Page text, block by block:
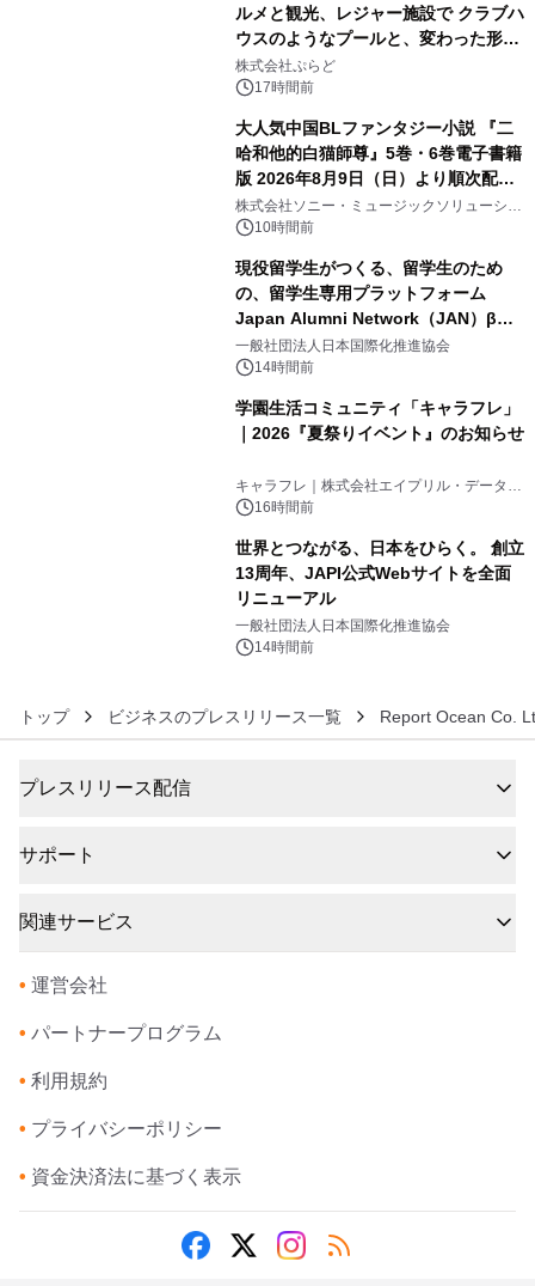
ルメと観光、レジャー施設で クラブハ
ウスのようなプールと、変わった形の
サウナも 「THE BOXY AWAJI」のお
得な素泊まり連泊プランで
株式会社ぷらど
17時間前
大人気中国BLファンタジー小説 『二
哈和他的白猫師尊』5巻・6巻電子書籍
版 2026年8月9日（日）より順次配信
開始
株式会社ソニー・ミュージックソリューショ
ンズ10時間前
現役留学生がつくる、留学生のため
の、留学生専用プラットフォーム
Japan Alumni Network（JAN）β版
をリリース
一般社団法人日本国際化推進協会
14時間前
学園生活コミュニティ「キャラフレ」
｜2026『夏祭りイベント』のお知らせ
キャラフレ｜株式会社エイプリル・データ・
デザインズ
16時間前
世界とつながる、日本をひらく。 創立
13周年、JAPI公式Webサイトを全面
リニューアル
一般社団法人日本国際化推進協会
14時間前
トップ ビジネスのプレスリリース一覧 Report Ocean Co.
プレスリリース配信
サポート
関連サービス
• 運営会社
• パートナープログラム
• 利用規約
• プライバシーポリシー
• 資金決済法に基づく表示